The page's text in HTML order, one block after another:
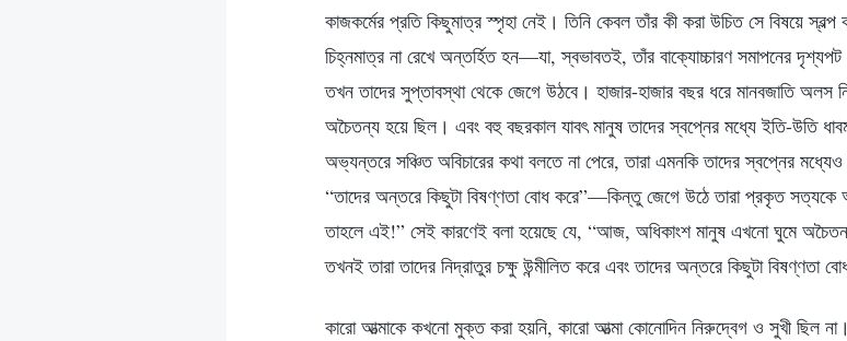
কাজকর্মের প্রতি কিছুমাত্র স্পৃহা নেই। তিনি কেবল তাঁর কী করা উচিত সে বিষয়ে
চিহ্নমাত্র না রেখে অন্তর্হিত হন—যা, স্বভাবতই, তাঁর বাক্যোচ্চারণ সমাপনের
তখন তাদের সুপ্তাবস্থা থেকে জেগে উঠবে। হাজার-হাজার বছর ধরে মানবজাতি
অচৈতন্য হয়ে ছিল। এবং বহু বছরকাল যাবৎ মানুষ তাদের স্বপ্নের মধ্যে ইতি-উতি
অভ্যন্তরে সঞ্চিত অবিচারের কথা বলতে না পেরে, তারা এমনকি তাদের স্বপ্নের
“তাদের অন্তরে কিছুটা বিষণ্ণতা বোধ করে”—কিন্তু জেগে উঠে তারা প্রকৃত সত্যকে
তাহলে এই!” সেই কারণেই বলা হয়েছে যে, “আজ, অধিকাংশ মানুষ এখনো ঘুমে
তখনই তারা তাদের নিদ্রাতুর চক্ষু উন্মীলিত করে এবং তাদের অন্তরে কিছুটা বিষণ্ণতা
কারো আত্মাকে কখনো মুক্ত করা হয়নি, কারো আত্মা কোনোদিন নিরুদ্বেগ ও সুখী ছিল